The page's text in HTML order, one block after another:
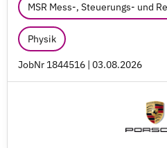
MSR Mess-, Steuerungs- und
Physik
JobNr 1844516 | 03.08.2026